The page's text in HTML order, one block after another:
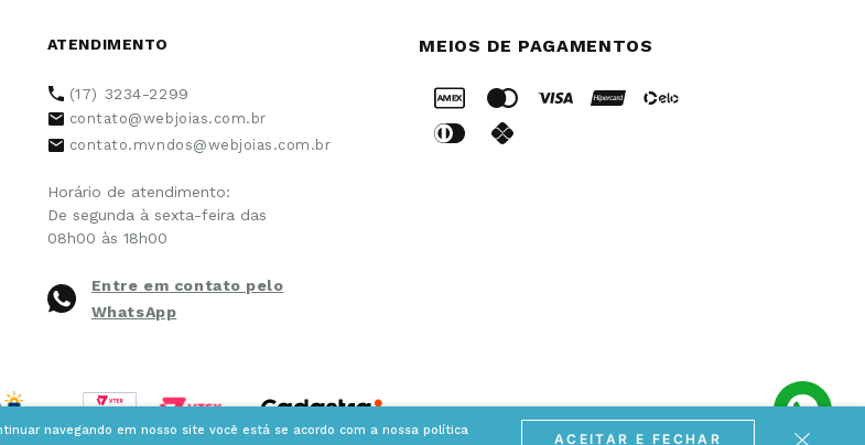
navegando em nosso site você está se acordo com a nossa política
ACEITAR E FECHAR
ATENDIMENTO
(17) 3234-2299
contato@webjoias.com.br
contato.mvndos@webjoias.com.br
Horário de atendimento:
De segunda à sexta-feira das
08h00 às 18h00
Entre em contato pelo
WhatsApp
MEIOS DE PAGAMENTOS